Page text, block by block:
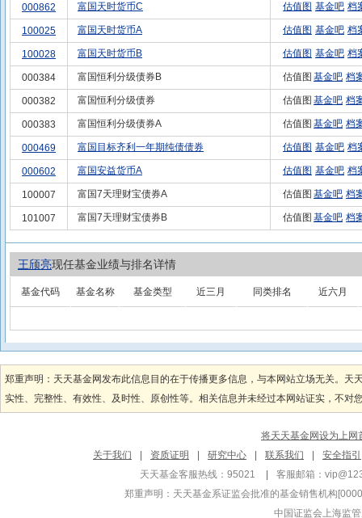
000862 富国天时货币C 估值图 基金吧 档
100025 富国天时货币A 估值图 基金吧 档
100028 富国天时货币B 估值图 基金吧 档
000384 富国恒利分级债券B 估值图 基金吧 档
000382 富国恒利分级债券 估值图 基金吧 档
000383 富国恒利分级债券A 估值图 基金吧 档
000469 富国目标齐利一年期纯债债券 估值图 基金吧 档
000602 富国安益货币A 估值图 基金吧 档
100007 富国7天理财宝债券A 估值图 基金吧 档
101007 富国7天理财宝债券B 估值图 基金吧 档
王颀亮现任基金业绩与排名详情
基金代码 基金名称 基金类型 近三月 同类排名 近六月
郑重声明：天天基金网发布此信息目的在于传播更多信息，与本网站立场无关。
实性、完整性、有效性、及时性、原创性等。相关信息并未经过本网站证实，不
将天天基金网设为上网
关于我们
资质证明 研究中心 联系我们
安全指引
天天基金客服热线：95021
客服邮箱：
郑重声明： 天天基金系证监会批准的基金销售机构
中国证监会上海监